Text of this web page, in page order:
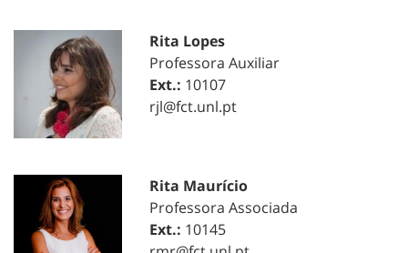
Rita Lopes
Professora Auxiliar
Ext.: 10107
rjl@fct.unl.pt
Rita Maurício
Professora Associada
Ext.: 10145